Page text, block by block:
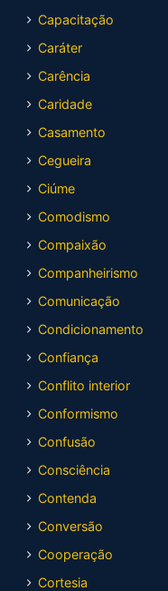
Capacitação
Caráter
Carência
Caridade
Casamento
Cegueira
Ciúme
Comodismo
Compaixão
Companheirismo
Comunicação
Condicionamento
Confiança
Conflito interior
Conformismo
Confusão
Consciência
Contenda
Conversão
Cooperação
Cortesia